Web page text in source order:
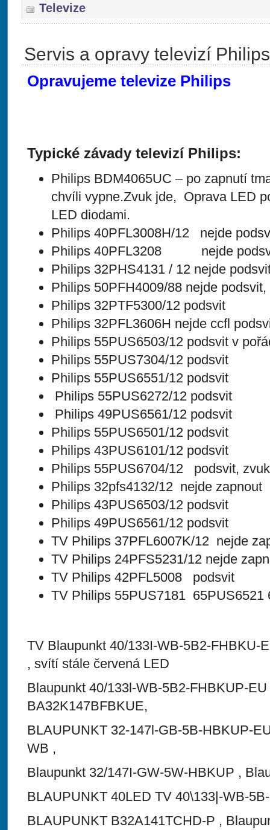
Televize
Servis a opravy televizí Philips
Opravujeme televize Philips
Typické závady televizí Philips:
Philips BDM4065UC – po zapnutí
chvíli vypne.Zvuk jde, Oprava LED
LED diodami.
Philips 40PFL3008H/12 nejde
Philips 40PFL3208 nejde
Philips 32PHS4131 / 12 nejde
Philips 50PFH4009/88 nejde
Philips 32PTF5300/12 podsvit
Philips 32PFL3606H nejde ccfl
Philips 55PUS6503/12 podsvit v
Philips 55PUS7304/12 podsvit
Philips 55PUS6551/12 podsvit
Philips 55PUS6272/12 podsvit
Philips 49PUS6561/12 podsvit
Philips 55PUS6501/12 podsvit
Philips 43PUS6101/12 podsvit
Philips 55PUS6704/12 podsvit,
Philips 32pfs4132/12 nejde zapnout
Philips 43PUS6503/12 podsvit
Philips 49PUS6561/12 podsvit
TV Philips 37PFL6007K/12 nejde
TV Philips 24PFS5231/12 nejde
TV Philips 42PFL5008 podsvit
TV Philips 55PUS7181
TV Blaupunkt 40/133I-WB-5B2-FHBKU-
, svítí stále červená LED
Blaupunkt 40/133l-WB-5B2-FHBKUP-
BA32K147BFBKUE,
BLAUPUNKT 32-147l-GB-5B-HBKUP-
WB ,
Blaupunkt 32/147I-GW-5W-HBKUP ,
BLAUPUNKT 40LED TV 40\133|-WB-
BLAUPUNKT B32A141TCHD-P ,